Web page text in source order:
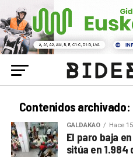
Contenidos
GALDAKAO Hace
El paro baja
sitúa en 1.984